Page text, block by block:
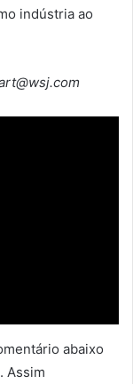
indústria ao
abaixo
Assim